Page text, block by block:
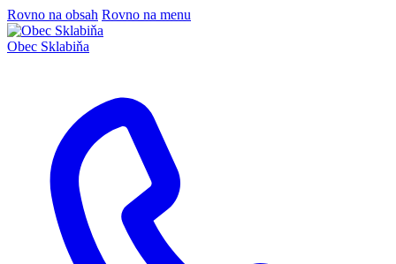
Rovno na obsah Rovno na menu
Obec Sklabiňa